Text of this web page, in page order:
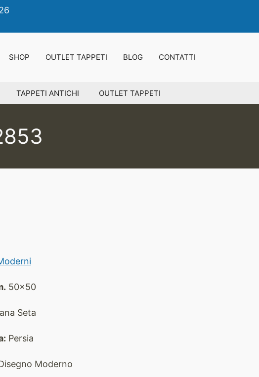
SHOP OUTLET TAPPETI BLOG CONTATTI
TAPPETI ANTICHI OUTLET TAPPETI
50x50
Seta
Persia
Moderno